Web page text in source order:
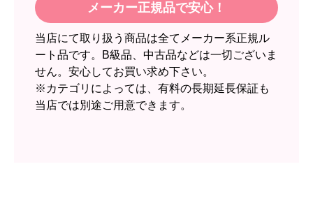
欲しい商品をスムーズに注文できましたか？
はい
ショップからの連絡や対応は適切でしたか？
無回答
予定の期日までに商品が届きましたか？
メーカー正規品で安心！
当店にて取り扱う商品は全てメーカー系正規ル
ート品です。B級品、中古品などは一切ございま
せん。安心してお買い求め下さい。
※カテゴリによっては、有料の長期延長保証も
当店では別途ご用意できます。